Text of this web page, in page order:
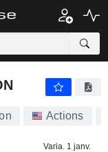
Actions
Varia. 1 janv.